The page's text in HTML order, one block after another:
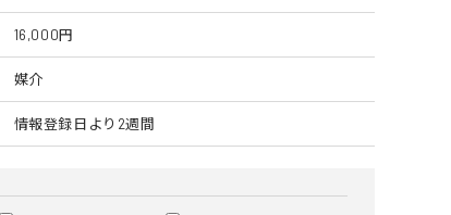
16,000円
媒介
情報登録日より2週間